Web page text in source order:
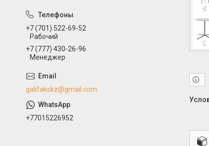
+7 (701) 522-69-52
Рабочий
+7 (777) 430-26-96
Менеджер
galifakskz@gmail.com
+77015226952